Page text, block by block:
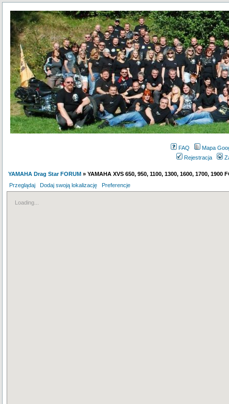
FAQ
Mapa
Rejestracja
YAMAHA Drag Star FORUM » YAMAHA XVS 650, 950, 1100, 1300, 1600, 1700, 1900
Przeglądaj
Dodaj swoją lokalizację Preferencje
Loading...